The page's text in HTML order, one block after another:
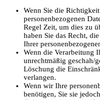
Wenn Sie die
personenbezogenen
Regel Zeit, um dies zu
haben Sie das Recht,
Ihrer
Wenn die Verarbeitung
unrechtmäßig geschah/
Löschung die
verlangen.
Wenn wir Ihre
benötigen, Sie sie